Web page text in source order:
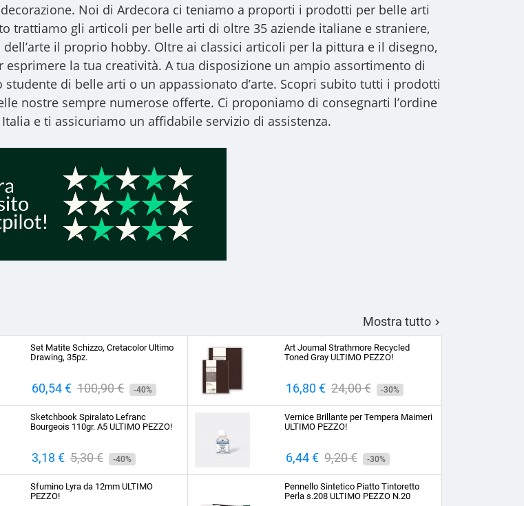
Noi di Ardecora ci teniamo a proporti i prodotti per belle arti
trattiamo gli articoli per belle arti di oltre 35 aziende italiane e straniere,
il proprio hobby. Oltre ai classici articoli per la pittura e il disegno,
la tua creatività. A tua disposizione un ampio assortimento di
studente di belle arti o un appassionato d’arte. Scopri subito tutti i prodotti
nostre sempre numerose offerte. Ci proponiamo di consegnarti l’ordine
e ti assicuriamo un affidabile servizio di assistenza.
Mostra tutto 
Set Matite Schizzo, Cretacolor Ultimo
Drawing, 35pz.
Prezzo
60,54 € Prezzo
base
100,90 € -40%
Art Journal Strathmore Recycled
Toned Gray ULTIMO PEZZO!
Prezzo
16,80 € Prezzo
base
24,00 € -30%
Sketchbook Spiralato Lefranc
Bourgeois 110gr. A5 ULTIMO PEZZO!
Prezzo
3,18 € Prezzo
base
5,30 € -40%
Vernice Brillante per Tempera Maimeri
ULTIMO PEZZO!
Prezzo
6,44 € Prezzo
base
9,20 € -30%
Sfumino Lyra da 12mm ULTIMO
PEZZO!
Pennello Sintetico Piatto Tintoretto
Perla s.208 ULTIMO PEZZO N.20